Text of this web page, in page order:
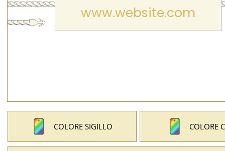
COLORE SIGILLO COLORE